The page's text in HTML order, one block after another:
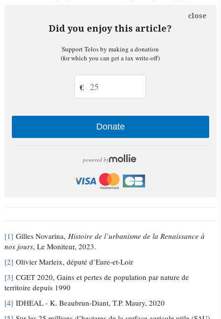
Did you enjoy this article?
close
Support Telos by making a donation
(for which you can get a tax write-off)
€
Donate
powered by
[1] Gilles Novarina, Histoire de l’urbanisme de la Renaissance à
nos jours, Le Moniteur, 2023.
[2] Olivier Marleix, député d’Eure-et-Loir
[3] CGET 2020, Gains et pertes de population par nature de
territoire depuis 1990
[4] IDHEAL - K. Beaubrun-Diant, T.P. Maury, 2020